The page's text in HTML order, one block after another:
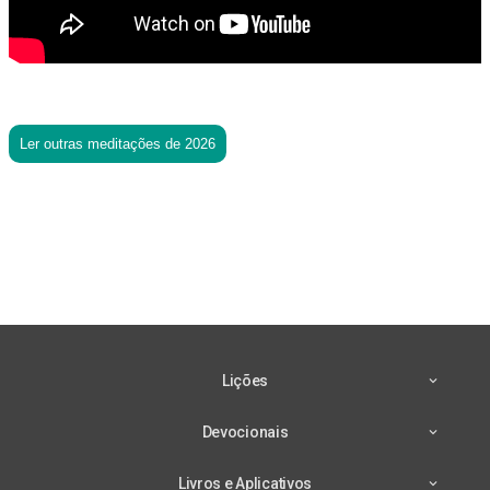
Ler outras meditações de 2026
Lições
Devocionais
Livros e Aplicativos